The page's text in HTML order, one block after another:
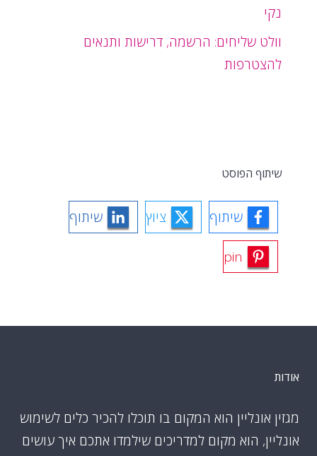
נקי
וולט שליחים: הרשמה, דרישות ותנאים
להצטרפות
שיתוף הפוסט
שיתוף ציוץ שיתוף
pin
אודות
מגזין אונליין הוא המקום בו תוכלו להכיר כלים לשימוש
אונליין, הוא מקום למדריכים שילמדו אתכם איך עושים